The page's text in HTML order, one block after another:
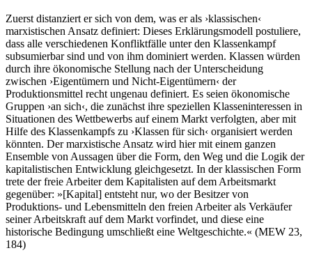
Zuerst distanziert er sich von dem, was er als ›klassischen‹
marxistischen Ansatz definiert: Dieses Erklärungsmodell postuliere,
dass alle verschiedenen Konfliktfälle unter den Klassenkampf
subsumierbar sind und von ihm dominiert werden. Klassen würden
durch ihre ökonomische Stellung nach der Unterscheidung
zwischen ›Eigentümern und Nicht-Eigentümern‹ der
Produktionsmittel recht ungenau definiert. Es seien ökonomische
Gruppen ›an sich‹, die zunächst ihre speziellen Klasseninteressen in
Situationen des Wettbewerbs auf einem Markt verfolgten, aber mit
Hilfe des Klassenkampfs zu ›Klassen für sich‹ organisiert werden
könnten. Der marxistische Ansatz wird hier mit einem ganzen
Ensemble von Aussagen über die Form, den Weg und die Logik der
kapitalistischen Entwicklung gleichgesetzt. In der klassischen Form
trete der freie Arbeiter dem Kapitalisten auf dem Arbeitsmarkt
gegenüber: »[Kapital] entsteht nur, wo der Besitzer von
Produktions- und Lebensmitteln den freien Arbeiter als Verkäufer
seiner Arbeitskraft auf dem Markt vorfindet, und diese eine
historische Bedingung umschließt eine Weltgeschichte.« (MEW 23,
184)